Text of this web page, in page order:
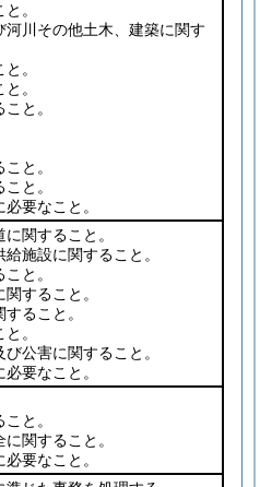
。
河川その他土木、建築に関す
。
。
と。
と。
と。
要なこと。
に関すること。
施設に関すること。
と。
すること。
ること。
。
公害に関すること。
要なこと。
と。
関すること。
要なこと。